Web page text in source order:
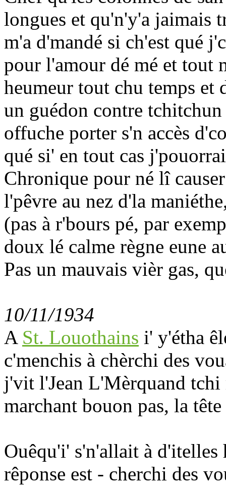
longues et qu'n'y'a jaimais
m'a d'mandé si ch'est qué
pour l'amour dé mé et tout
heumeur tout chu temps et
un guédon contre
offuche porter s'n accès
qué si' en tout cas
Chronique pour né lî
l'pêvre au nez d'la
(pas à r'bours pé, par
doux lé calme règne eune
Pas un mauvais vièr gas,
10/11/1934
A St. Louothains i' y'étha
c'menchis à chèrchi des
j'vit l'Jean L'Mèrquand
marchant bouon pas, la
Ouêqu'i' s'n'allait à d'itelles
rêponse est - cherchi des